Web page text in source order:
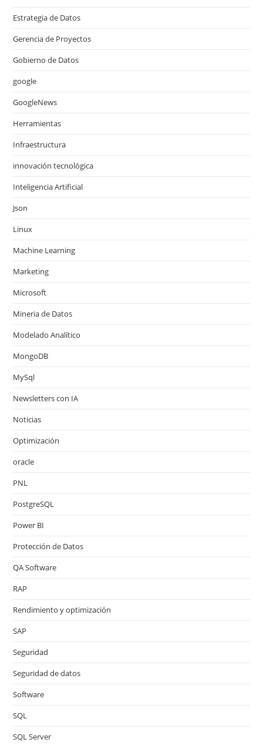
Estrategia de Datos
Gerencia de Proyectos
Gobierno de Datos
google
GoogleNews
Herramientas
Infraestructura
innovación tecnológica
Inteligencia Artificial
Json
Linux
Machine Learning
Marketing
Microsoft
Mineria de Datos
Modelado Analítico
MongoDB
MySql
Newsletters con IA
Noticias
Optimización
oracle
PNL
PostgreSQL
Power BI
Protección de Datos
QA Software
RAP
Rendimiento y optimización
SAP
Seguridad
Seguridad de datos
Software
SQL
SQL Server